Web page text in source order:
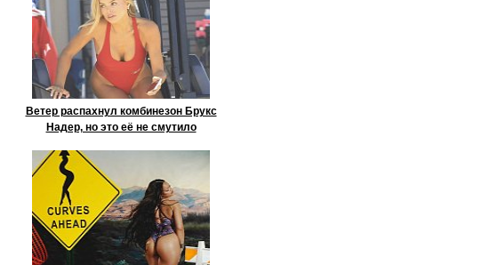
Ветер распахнул комбинезон Брукс
Надер, но это её не смутило